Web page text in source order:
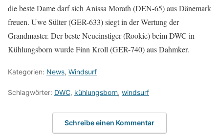
die beste Dame darf sich Anissa Morath (DEN-65) aus Dänemark
freuen. Uwe Sülter (GER-633) siegt in der Wertung der
Grandmaster. Der beste Neueinstiger (Rookie) beim DWC in
Kühlungsborn wurde Finn Kroll (GER-740) aus Dahmker.
Kategorien: News, Windsurf
Schlagwörter: DWC, kühlungsborn, windsurf
Schreibe einen Kommentar